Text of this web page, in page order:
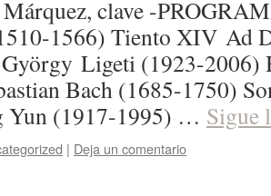
clave -
1566) Tiento XIV Ad
Ligeti (1923-2006)
Bach (1685-1750)
Yun (1917-1995) … Sigue
| Deja un comentario